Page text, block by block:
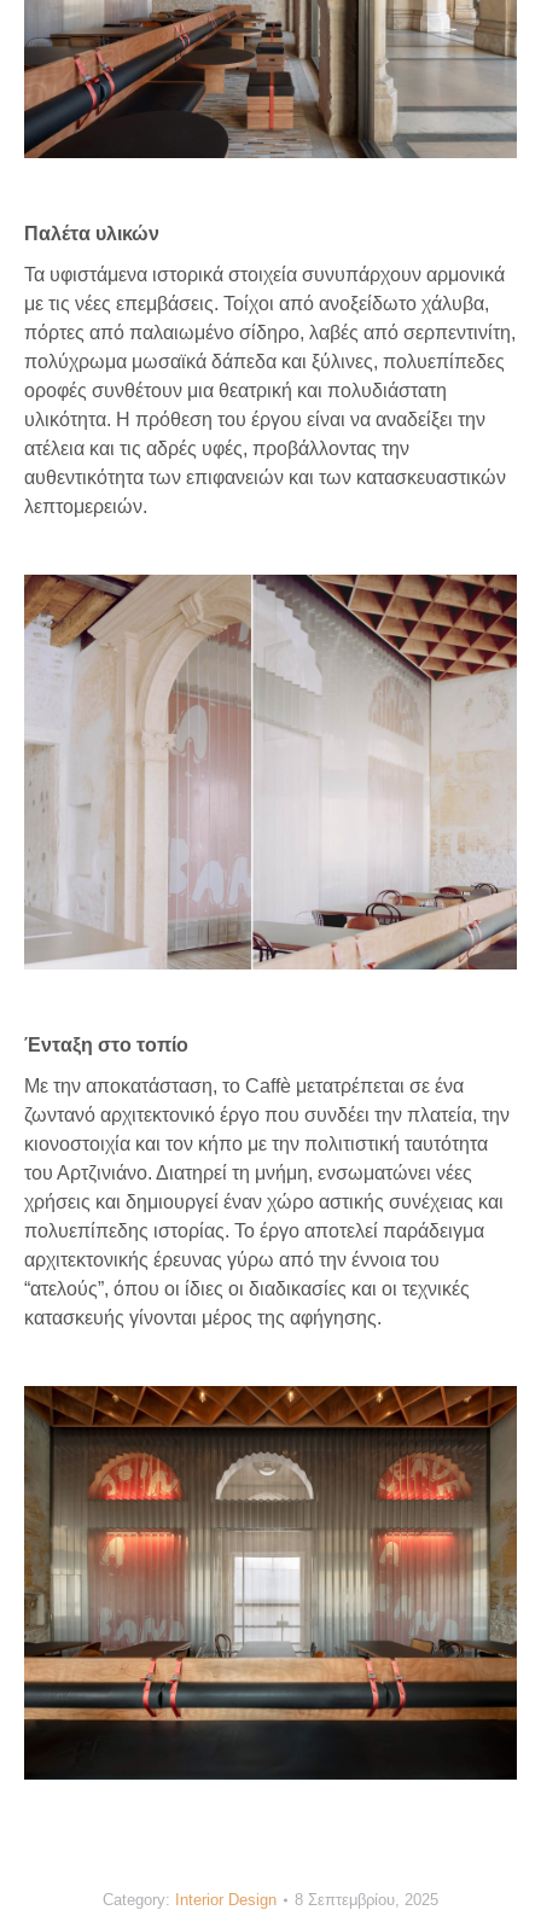
Παλέτα υλικών
Τα υφιστάμενα ιστορικά στοιχεία συνυπάρχουν αρμονικά
με τις νέες επεμβάσεις. Τοίχοι από ανοξείδωτο χάλυβα,
πόρτες από παλαιωμένο σίδηρο, λαβές από σερπεντινίτη,
πολύχρωμα μωσαϊκά δάπεδα και ξύλινες, πολυεπίπεδες
οροφές συνθέτουν μια θεατρική και πολυδιάστατη
υλικότητα. Η πρόθεση του έργου είναι να αναδείξει την
ατέλεια και τις αδρές υφές, προβάλλοντας την
αυθεντικότητα των επιφανειών και των κατασκευαστικών
λεπτομερειών.
Ένταξη στο τοπίο
Με την αποκατάσταση, το Caffè μετατρέπεται σε ένα
ζωντανό αρχιτεκτονικό έργο που συνδέει την πλατεία, την
κιονοστοιχία και τον κήπο με την πολιτιστική ταυτότητα
του Αρτζινιάνο. Διατηρεί τη μνήμη, ενσωματώνει νέες
χρήσεις και δημιουργεί έναν χώρο αστικής συνέχειας και
πολυεπίπεδης ιστορίας. Το έργο αποτελεί παράδειγμα
αρχιτεκτονικής έρευνας γύρω από την έννοια του
“ατελούς”, όπου οι ίδιες οι διαδικασίες και οι τεχνικές
κατασκευής γίνονται μέρος της αφήγησης.
Category: Interior Design 8 Σεπτεμβρίου, 2025